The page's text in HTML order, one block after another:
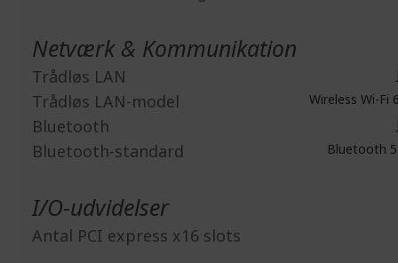
Netværk & Kommunikation
Trådløs LAN
Trådløs LAN-model Wireless Wi-Fi
Bluetooth
Bluetooth-standard Bluetooth
I/O-udvidelser
Antal PCI express x16 slots